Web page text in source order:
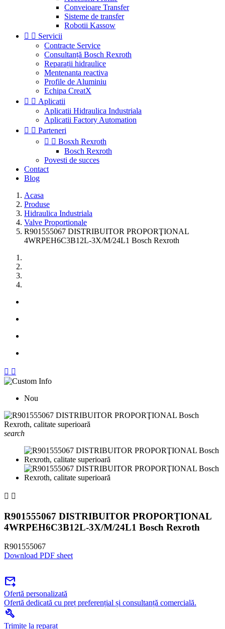
Conveioare Transfer
Sisteme de transfer
Robotii Kassow
  Servicii
Contracte Service
Consultanță Bosch Rexroth
Reparații hidraulice
Mentenanta reactiva
Profile de Aluminiu
Echipa CreatX
  Aplicatii
Aplicatii Hidraulica Industriala
Aplicatii Factory Automation
  Parteneri
  Bosxh Rexroth
Bosch Rexroth
Povesti de succes
Contact
Blog
Acasa
Produse
Hidraulica Industriala
Valve Proportionale
R901555067 DISTRIBUITOR PROPORŢIONAL
4WRPEH6C3B12L-3X/M/24L1 Bosch Rexroth
 
Nou
search
 
R901555067 DISTRIBUITOR PROPORŢIONAL
4WRPEH6C3B12L-3X/M/24L1 Bosch Rexroth
R901555067
Download PDF sheet
forward_to_inbox
Ofertă personalizată
Ofertă dedicată cu preț preferențial și consultanță comercială.
build
Trimite la reparat